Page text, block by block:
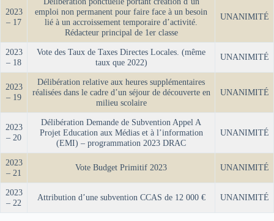
2023
– 17
emploi non permanent pour faire face à un besoin
lié à un accroissement temporaire d’activité.
Rédacteur principal de 1er classe
UNANIMITÉ
2023
– 18
Vote des Taux de Taxes Directes Locales. (même
taux que 2022)
UNANIMITÉ
2023
– 19
Délibération relative aux heures supplémentaires
réalisées dans le cadre d’un séjour de découverte en
milieu scolaire
UNANIMITÉ
2023
– 20
Délibération Demande de Subvention Appel A
Projet Education aux Médias et à l’information
(EMI) – programmation 2023 DRAC
UNANIMITÉ
2023
– 21
Vote Budget Primitif 2023 UNANIMITÉ
2023
– 22
Attribution d’une subvention CCAS de 12 000 € UNANIMITÉ